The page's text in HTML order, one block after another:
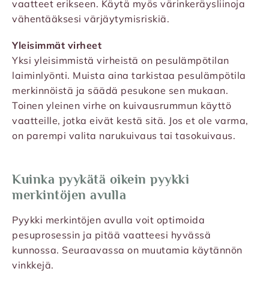
vaatteet erikseen. Käytä myös värinkeräysliinoja
vähentääksesi värjäytymisriskiä.
Yleisimmät virheet
Yksi yleisimmistä virheistä on pesulämpötilan
laiminlyönti. Muista aina tarkistaa pesulämpötila
merkinnöistä ja säädä pesukone sen mukaan.
Toinen yleinen virhe on kuivausrummun käyttö
vaatteille, jotka eivät kestä sitä. Jos et ole varma,
on parempi valita narukuivaus tai tasokuivaus.
Kuinka pyykätä oikein pyykki
merkintöjen avulla
Pyykki merkintöjen avulla voit optimoida
pesuprosessin ja pitää vaatteesi hyvässä
kunnossa. Seuraavassa on muutamia käytännön
vinkkejä.